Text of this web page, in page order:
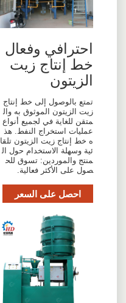
احترافي وفعال
خط إنتاج زيت
الزيتون
تمتع بالوصول إلى خط إنتاج
زيت الزيتون الموثوق به وال
متقن للغاية في لجميع أنواع
عمليات استخراج النفط. هذ
ه خط إنتاج زيت الزيتون تلقا
ئية وسهلة الاستخدام حول ال
منتج والموردين: تسوق للح
صول على الأكثر فعالية.
احصل على السعر